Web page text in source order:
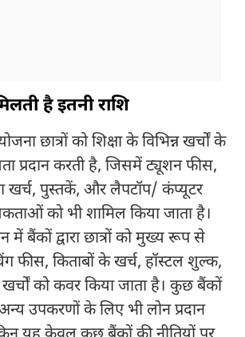
है इतनी राशि
छात्रों को शिक्षा के विभिन्न खर्चों के
प्रदान करती है, जिसमें ट्यूशन फीस,
खर्च, पुस्तकें, और लैपटॉप/ कंप्यूटर
को भी शामिल किया जाता है।
बैंकों द्वारा छात्रों को मुख्य रूप से
फीस, किताबों के खर्च, हॉस्टल शुल्क,
को कवर किया जाता है। कुछ बैंकों
उपकरणों के लिए भी लोन प्रदान